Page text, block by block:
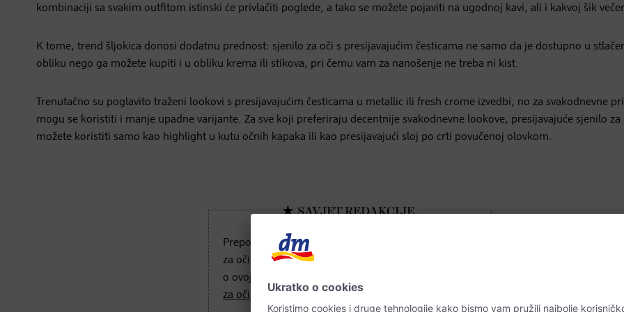
kombinaciji sa svakim outfitom istinski će privlačiti poglede, a tako se možete pojaviti na ugodnoj kavi, ali i kakvoj šik
K tome, trend šljokica donosi dodatnu prednost: sjenilo za oči s presijavajućim česticama ne samo da je dostupno u
obliku nego ga možete kupiti i u obliku krema ili stikova, pri čemu vam za nanošenje ne treba ni kist.
Trenutačno su poglavito traženi lookovi s presijavajućim česticama u metallic ili fresh crome izvedbi, no za svakodnevne
mogu se koristiti i manje upadne varijante. Za sve koji preferiraju decentnije svakodnevne lookove, presijavajuće sjenilo za
možete koristiti samo kao highlight u kutu očnih kapaka ili kao presijavajući sloj po crti povučenoj olovkom.
Preporuka: rado biste povukli crtu olovkom ili tušem
za oči, ali ne znate kako to učiniti? Pojašnjavamo više
o ovoj tehnici šminkanja u prilogu: „
za oči za početnike“.